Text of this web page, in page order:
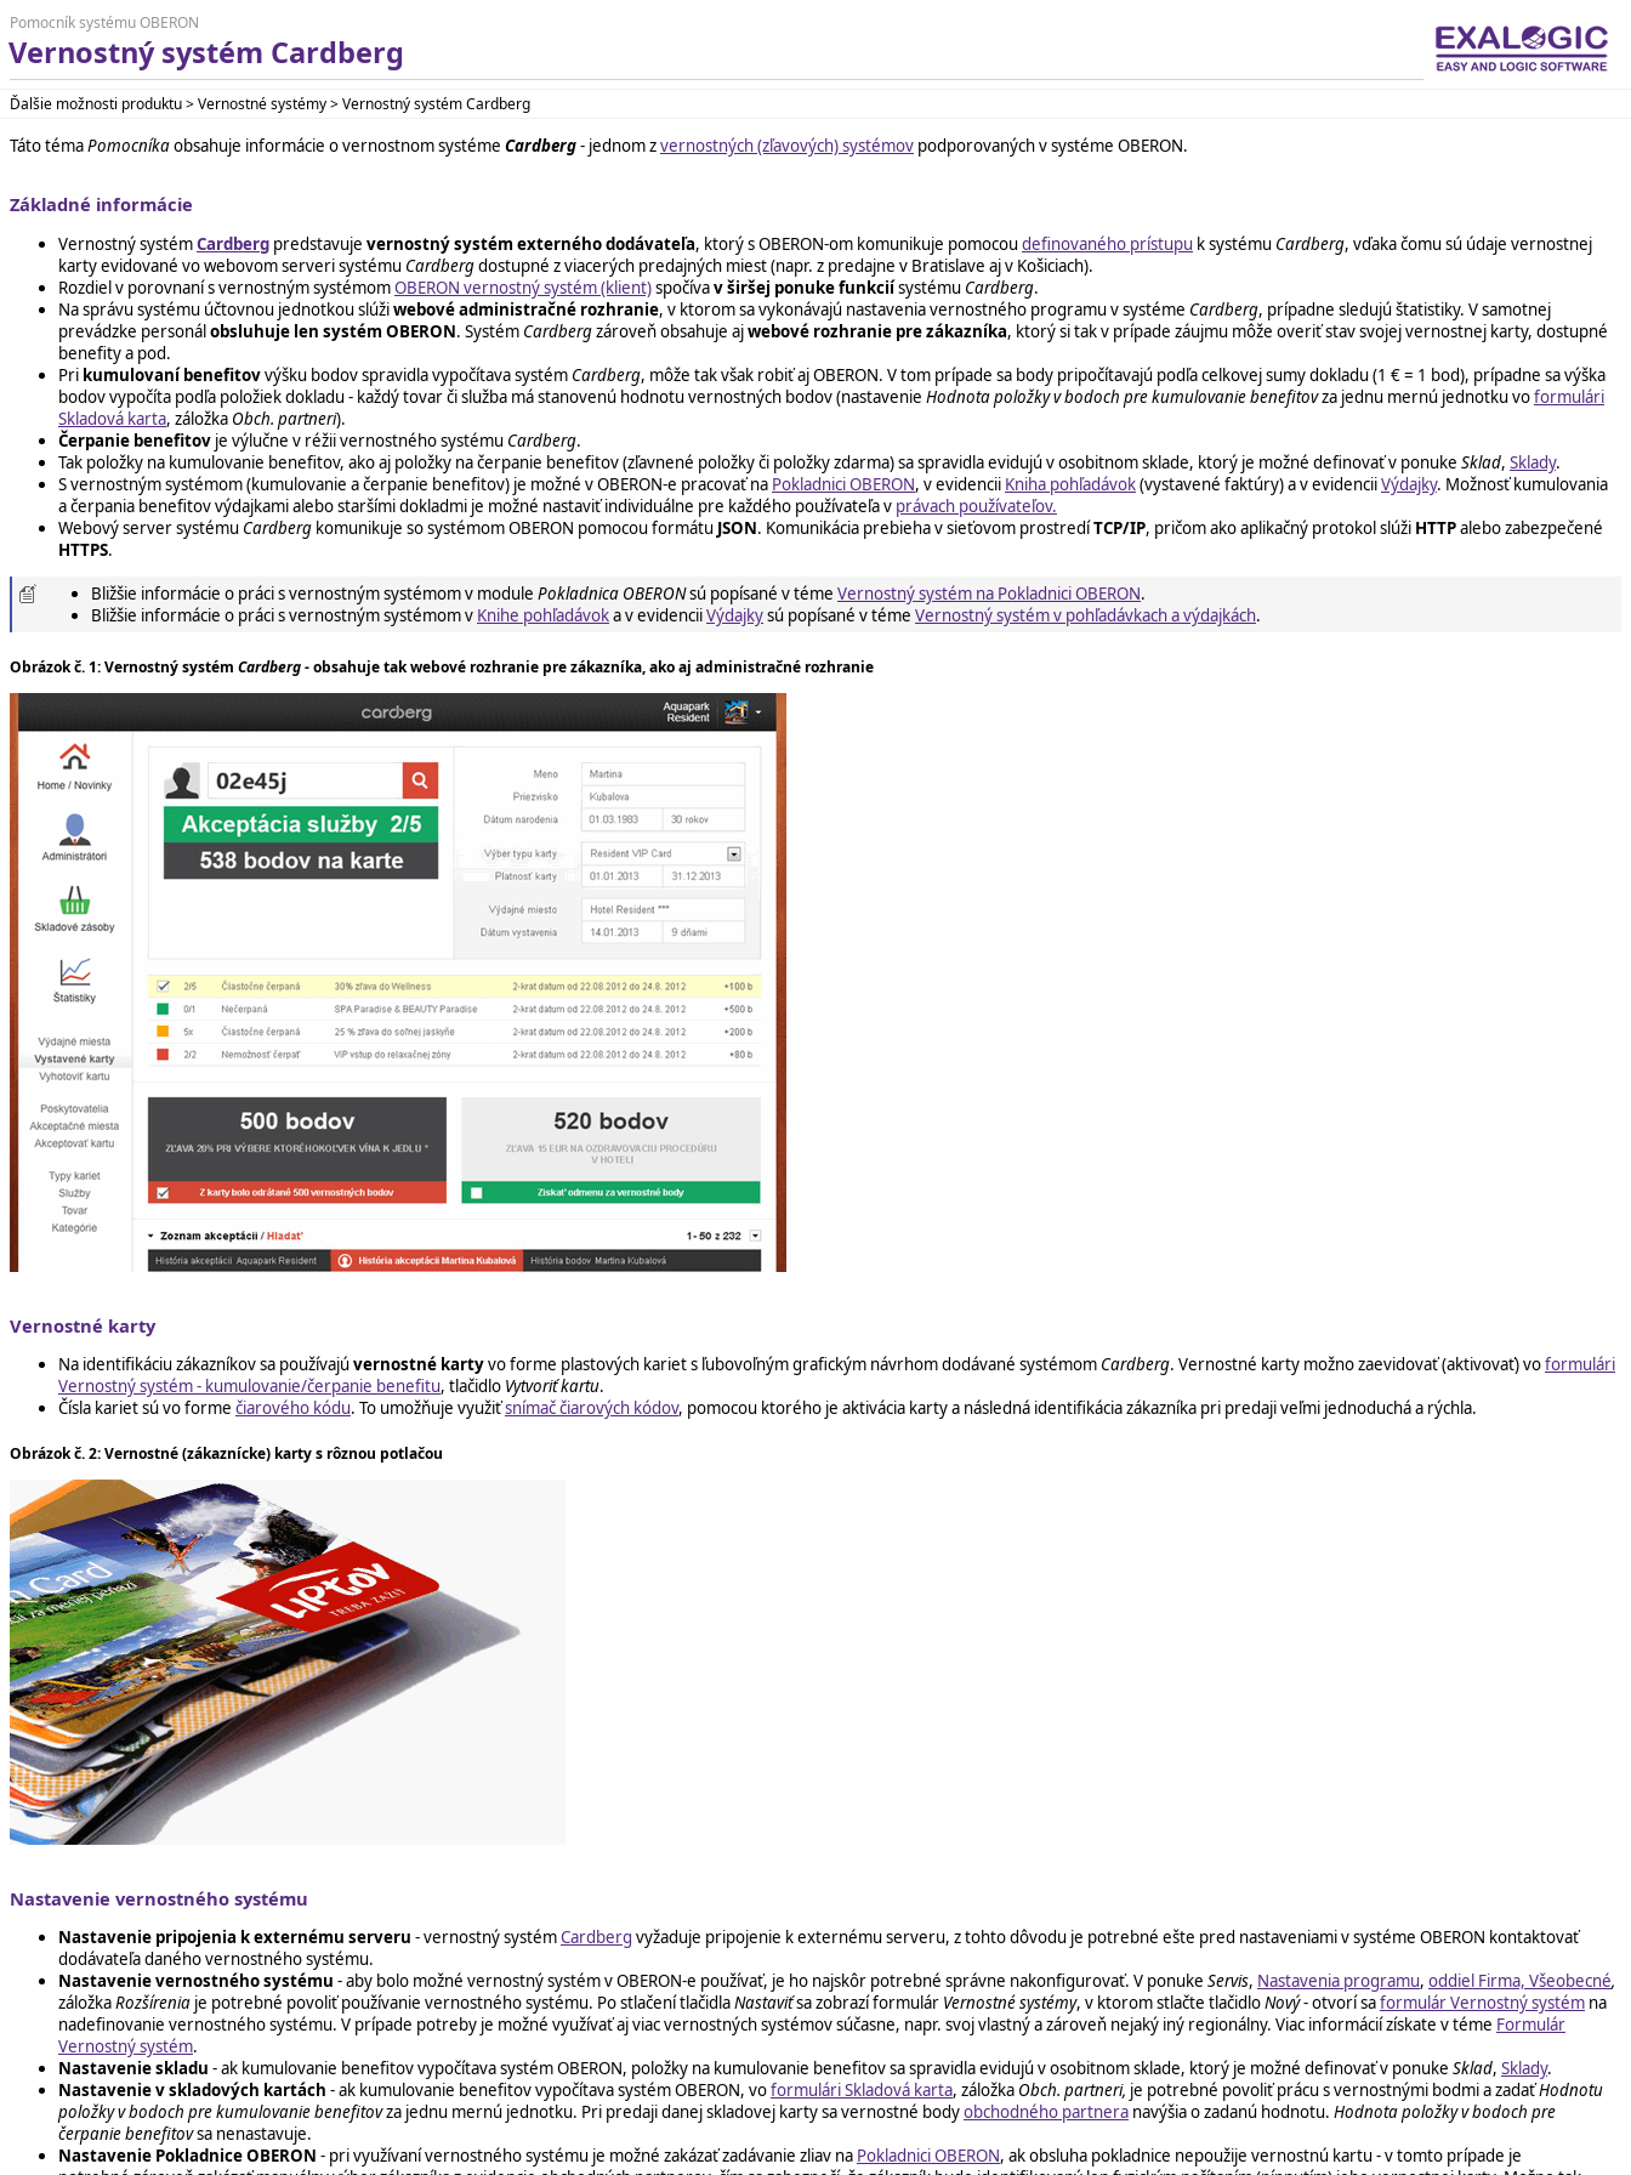
Pomocník systému OBERON
Vernostný systém Cardberg
Ďalšie možnosti produktu > Vernostné systémy > Vernostný systém Cardberg
Táto témaPomocníkaobsahuje informácie o vernostnom systéme Cardberg- jednom zvernostných (zľavových) systémov podporovaných v systéme OBERON.
Základné informácie
Vernostný systémCardberg predstavuje vernostný systém externého dodávateľa, ktorý s OBERON-om komunikuje pomocoudefinovaného prístupu k systému Cardberg, vďaka čomu sú údaje vernostnej
karty evidované vo webovom serveri systému Cardbergdostupné z viacerých predajných miest (napr. z predajne v Bratislave aj v Košiciach).
Rozdiel v porovnaní s vernostným systémomOBERON vernostný systém (klient)spočívav širšej ponuke funkciísystému Cardberg.
Na správu systému účtovnou jednotkou slúžiwebové administračné rozhranie, v ktorom sa vykonávajú nastavenia vernostného programu v systéme Cardberg, prípadne sledujú štatistiky. V samotnej
prevádzke personálobsluhuje len systém OBERON. Systém Cardbergzároveň obsahuje ajwebové rozhranie pre zákazníka, ktorý si tak v prípade záujmu môže overiť stav svojej vernostnej karty, dostupné
benefity a pod.
Pri kumulovaní benefitovvýšku bodov spravidla vypočítava systém Cardberg, môže tak však robiť aj OBERON. V tom prípade sa body pripočítavajú podľa celkovej sumy dokladu (1 € = 1 bod), prípadne sa výška
bodov vypočíta podľa položiek dokladu - každý tovar či služba má stanovenú hodnotu vernostných bodov (nastavenie Hodnota položky v bodoch pre kumulovanie benefitovza jednu mernú jednotku voformulári
Skladová karta, záložka Obch. partneri).
Čerpanie benefitov je výlučne v réžii vernostného systému Cardberg.
Tak položky na kumulovanie benefitov, ako aj položky na čerpanie benefitov (zľavnené položky či položky zdarma) sa spravidla evidujú v osobitnom sklade, ktorý je možné definovať v ponuke Sklad, Sklady.
S vernostným systémom (kumulovanie a čerpanie benefitov) je možné v OBERON-e pracovať na Pokladnici OBERON, v evidencii Kniha pohľadávok(vystavené faktúry) a v evidenciiVýdajky. Možnosť kumulovania
a čerpania benefitov výdajkami alebo staršími dokladmi je možné nastaviť individuálne pre každého používateľa v právach používateľov.
Webový server systému Cardberg komunikuje so systémom OBERON pomocou formátu JSON. Komunikácia prebieha v sieťovom prostredíTCP/IP, pričom ako aplikačný protokol slúži HTTPalebo zabezpečené
HTTPS.
Bližšie informácie o práci s vernostným systémom v module Pokladnica OBERONsú popísané v téme Vernostný systém na Pokladnici OBERON.
Bližšie informácie o práci s vernostným systémom v Knihe pohľadávoka v evidenciiVýdajkysú popísané v téme Vernostný systém v pohľadávkach a výdajkách.
Obrázok č. 1: Vernostný systém Cardberg- obsahuje tak webové rozhranie pre zákazníka, ako aj administračné rozhranie
Vernostné karty
Na identifikáciu zákazníkov sa používajúvernostné kartyvo forme plastových kariet s ľubovoľným grafickým návrhom dodávané systémom Cardberg. Vernostné karty možno zaevidovať (aktivovať) voformulári
Vernostný systém - kumulovanie/čerpanie benefitu, tlačidlo Vytvoriť kartu.
Čísla kariet sú vo forme čiarového kódu. To umožňuje využiťsnímač čiarových kódov, pomocou ktorého je aktivácia karty a následná identifikácia zákazníka pri predaji veľmi jednoduchá a rýchla.
Obrázok č. 2: Vernostné (zákaznícke) karty s rôznou potlačou
Nastavenie vernostného systému
Nastavenie pripojenia k externému serveru - vernostný systémCardberg vyžaduje pripojenie k externému serveru, z tohto dôvodu je potrebné ešte pred nastaveniami v systéme OBERON kontaktovať
dodávateľa daného vernostného systému.
Nastavenie vernostného systému - aby bolo možné vernostný systém v OBERON-e používať, je ho najskôr potrebné správne nakonfigurovať. V ponuke Servis, Nastavenia programu, oddiel Firma, Všeobecné,
záložkaRozšírenia je potrebné povoliť používanie vernostného systému. Po stlačení tlačidlaNastaviťsa zobrazí formulár Vernostné systémy, v ktorom stlačte tlačidloNový- otvorí saformulár Vernostný systém na
nadefinovanie vernostného systému. V prípade potreby je možné využívať aj viac vernostných systémov súčasne, napr. svoj vlastný a zároveň nejaký iný regionálny. Viac informácií získate v téme Formulár
Vernostný systém.
Nastavenie skladu - ak kumulovanie benefitov vypočítava systém OBERON, položky na kumulovanie benefitov sa spravidla evidujú v osobitnom sklade, ktorý je možné definovať v ponuke Sklad, Sklady.
Nastavenie v skladových kartách - ak kumulovanie benefitov vypočítava systém OBERON, voformulári Skladová karta, záložka Obch. partneri, je potrebné povoliť prácu s vernostnými bodmi a zadaťHodnotu
položky v bodoch pre kumulovanie benefitovza jednu mernú jednotku. Pri predaji danej skladovej karty sa vernostné bodyobchodného partnera navýšia o zadanú hodnotu. Hodnota položky v bodoch pre
čerpanie benefitovsa nenastavuje.
Nastavenie Pokladnice OBERON - pri využívaní vernostného systému je možné zakázať zadávanie zliav na Pokladnici OBERON, ak obsluha pokladnice nepoužije vernostnú kartu - v tomto prípade je